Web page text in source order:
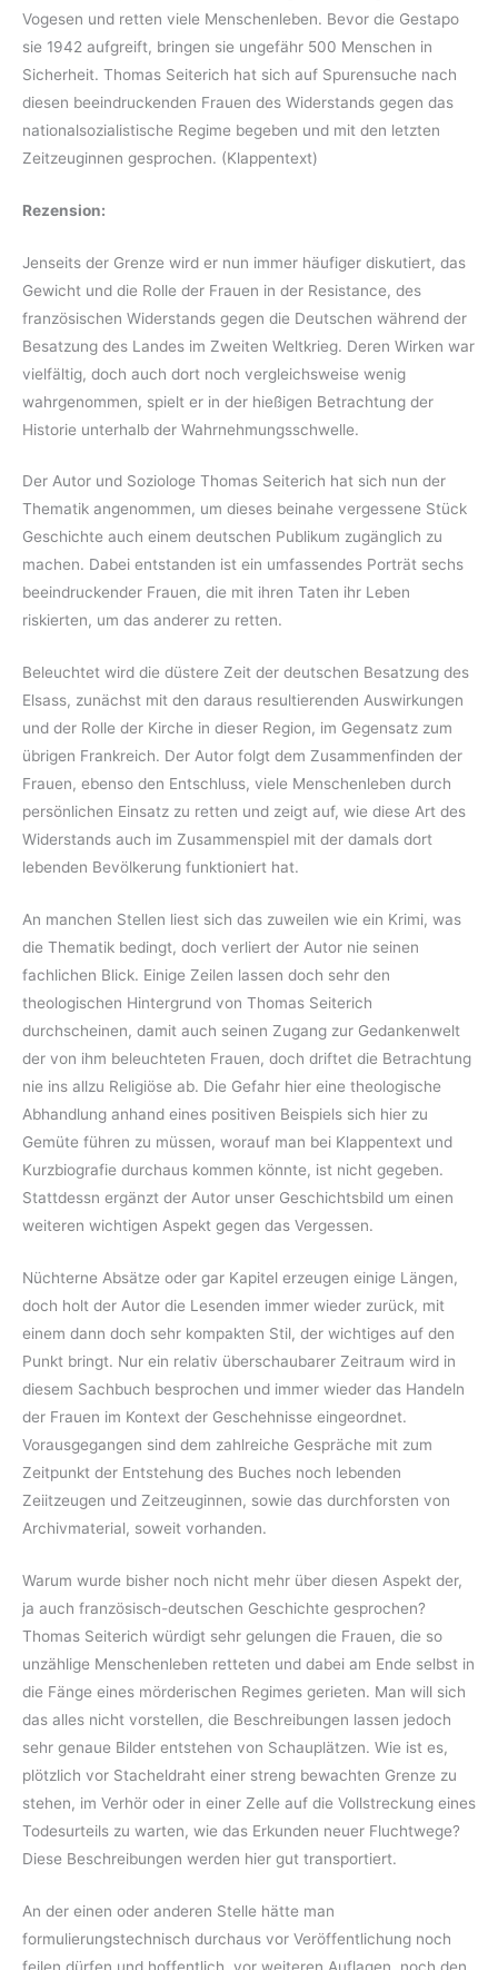
Vogesen und retten viele Menschenleben. Bevor die Gestapo
sie 1942 aufgreift, bringen sie ungefähr 500 Menschen in
Sicherheit. Thomas Seiterich hat sich auf Spurensuche nach
diesen beeindruckenden Frauen des Widerstands gegen das
nationalsozialistische Regime begeben und mit den letzten
Zeitzeuginnen gesprochen. (Klappentext)
Rezension:
Jenseits der Grenze wird er nun immer häufiger diskutiert, das
Gewicht und die Rolle der Frauen in der Resistance, des
französischen Widerstands gegen die Deutschen während der
Besatzung des Landes im Zweiten Weltkrieg. Deren Wirken war
vielfältig, doch auch dort noch vergleichsweise wenig
wahrgenommen, spielt er in der hießigen Betrachtung der
Historie unterhalb der Wahrnehmungsschwelle.
Der Autor und Soziologe Thomas Seiterich hat sich nun der
Thematik angenommen, um dieses beinahe vergessene Stück
Geschichte auch einem deutschen Publikum zugänglich zu
machen. Dabei entstanden ist ein umfassendes Porträt sechs
beeindruckender Frauen, die mit ihren Taten ihr Leben
riskierten, um das anderer zu retten.
Beleuchtet wird die düstere Zeit der deutschen Besatzung des
Elsass, zunächst mit den daraus resultierenden Auswirkungen
und der Rolle der Kirche in dieser Region, im Gegensatz zum
übrigen Frankreich. Der Autor folgt dem Zusammenfinden der
Frauen, ebenso den Entschluss, viele Menschenleben durch
persönlichen Einsatz zu retten und zeigt auf, wie diese Art des
Widerstands auch im Zusammenspiel mit der damals dort
lebenden Bevölkerung funktioniert hat.
An manchen Stellen liest sich das zuweilen wie ein Krimi, was
die Thematik bedingt, doch verliert der Autor nie seinen
fachlichen Blick. Einige Zeilen lassen doch sehr den
theologischen Hintergrund von Thomas Seiterich
durchscheinen, damit auch seinen Zugang zur Gedankenwelt
der von ihm beleuchteten Frauen, doch driftet die Betrachtung
nie ins allzu Religiöse ab. Die Gefahr hier eine theologische
Abhandlung anhand eines positiven Beispiels sich hier zu
Gemüte führen zu müssen, worauf man bei Klappentext und
Kurzbiografie durchaus kommen könnte, ist nicht gegeben.
Stattdessn ergänzt der Autor unser Geschichtsbild um einen
weiteren wichtigen Aspekt gegen das Vergessen.
Nüchterne Absätze oder gar Kapitel erzeugen einige Längen,
doch holt der Autor die Lesenden immer wieder zurück, mit
einem dann doch sehr kompakten Stil, der wichtiges auf den
Punkt bringt. Nur ein relativ überschaubarer Zeitraum wird in
diesem Sachbuch besprochen und immer wieder das Handeln
der Frauen im Kontext der Geschehnisse eingeordnet.
Vorausgegangen sind dem zahlreiche Gespräche mit zum
Zeitpunkt der Entstehung des Buches noch lebenden
Zeiitzeugen und Zeitzeuginnen, sowie das durchforsten von
Archivmaterial, soweit vorhanden.
Warum wurde bisher noch nicht mehr über diesen Aspekt der,
ja auch französisch-deutschen Geschichte gesprochen?
Thomas Seiterich würdigt sehr gelungen die Frauen, die so
unzählige Menschenleben retteten und dabei am Ende selbst in
die Fänge eines mörderischen Regimes gerieten. Man will sich
das alles nicht vorstellen, die Beschreibungen lassen jedoch
sehr genaue Bilder entstehen von Schauplätzen. Wie ist es,
plötzlich vor Stacheldraht einer streng bewachten Grenze zu
stehen, im Verhör oder in einer Zelle auf die Vollstreckung eines
Todesurteils zu warten, wie das Erkunden neuer Fluchtwege?
Diese Beschreibungen werden hier gut transportiert.
An der einen oder anderen Stelle hätte man
formulierungstechnisch durchaus vor Veröffentlichung noch